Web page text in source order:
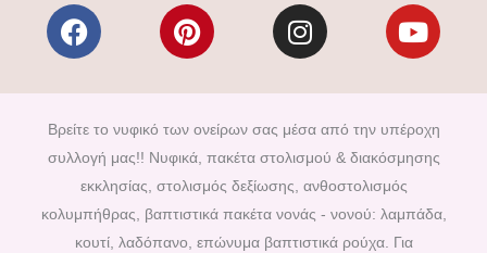
F
a
e
b
o
o
k
P
i
t
e
r
e
s
t
I
n
t
a
g
r
a
m
Y
o
t
u
b
Βρείτε το νυφικό των ονείρων σας μέσα από την υπέροχη
συλλογή μας!! Νυφικά, πακέτα στολισμού & διακόσμησης
εκκλησίας, στολισμός δεξίωσης, ανθοστολισμός
κολυμπήθρας, βαπτιστικά πακέτα νονάς - νονού: λαμπάδα,
κουτί, λαδόπανο, επώνυμα βαπτιστικά ρούχα. Για